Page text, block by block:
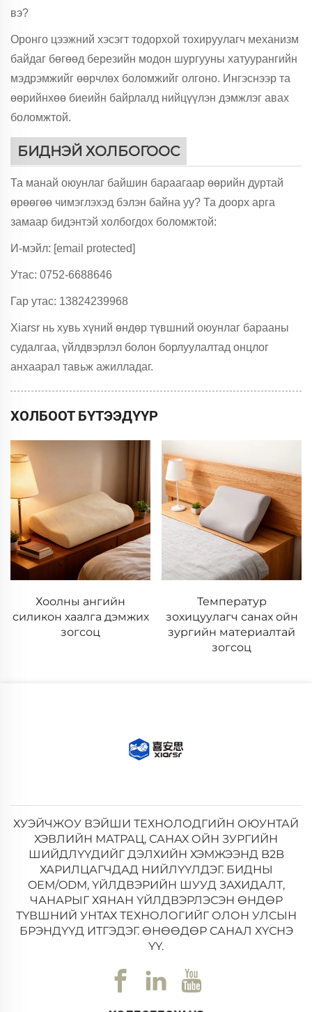
вэ?
Оронго цээжний хэсэгт тодорхой тохируулагч механизм
байдаг бөгөөд березийн модон шургууны хатуурангийн
мэдрэмжийг өөрчлөх боломжийг олгоно. Ингэснээр та
өөрийнхөө биеийн байрлалд нийцүүлэн дэмжлэг авах
боломжтой.
БИДНЭЙ ХОЛБОГООС
Та манай оюунлаг байшин бараагаар өөрийн дуртай
өрөөгөө чимэглэхэд бэлэн байна уу? Та доорх арга
замаар бидэнтэй холбогдох боломжтой:
И-мэйл: [email protected]
Утас: 0752-6688646
Гар утас: 13824239968
Xiarsr нь хувь хүний өндөр түвшний оюунлаг барааны
судалгаа, үйлдвэрлэл болон борлуулалтад онцлог
анхаарал тавьж ажилладаг.
ХОЛБООТ БҮТЭЭДҮҮР
Температур
зохицуулагч санах ойн
зургийн материалтай
AirSleep™ 3D өндөр
технологийн угааж
болдог тавиур
ХУЭЙЧЖОУ ВЭЙШИ ТЕХНОЛОДГИЙН ОЮУНТАЙ
ХЭВЛИЙН МАТРАЦ, САНАХ ОЙН ЗУРГИЙН
ШИЙДЛҮҮДИЙГ ДЭЛХИЙН ХЭМЖЭЭНД B2B
ХАРИЛЦАГЧДАД НИЙЛҮҮЛДЭГ. БИДНЫ
OEM/ODM, ҮЙЛДВЭРИЙН ШУУД ЗАХИДАЛТ,
ЧАНАРЫГ ХЯНАН ҮЙЛДВЭРЛЭСЭН ӨНДӨР
ТҮВШНИЙ УНТАХ ТЕХНОЛОГИЙГ ОЛОН УЛСЫН
БРЭНДҮҮД ИТГЭДЭГ. ӨНӨӨДӨР САНАЛ ХҮСНЭ
ҮҮ.